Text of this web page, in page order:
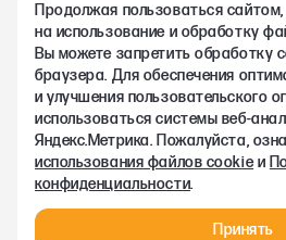
2002-2026. Группа компаний Каркас
Политика конфиденциальности
Правовая информация
Согласие на обработку персональных
Согласие на получение рекламно-
Любая информация, представленная
исключительно информационный
условиях не является публичной
Продолжая пользоваться
на использование и обработку
Вы можете запретить обработку
браузера. Для обеспечения
и улучшения пользовательского
использоваться системы веб-
Яндекс.Метрика. Пожалуйста,
использования файлов cookieи
конфиденциальности.
Принять